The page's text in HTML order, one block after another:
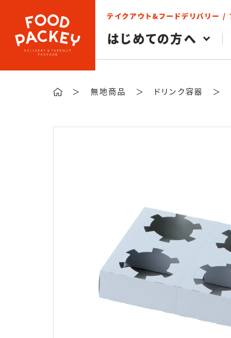
はじめての方へ
＞ 無地商品 ＞ ドリンク容器 ＞